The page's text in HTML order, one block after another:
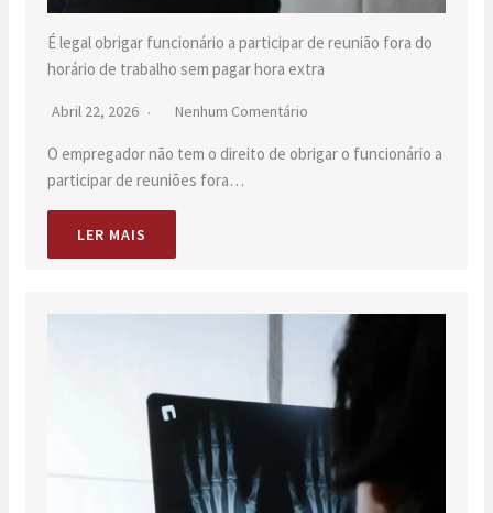
É legal obrigar funcionário a participar de reunião fora do
horário de trabalho sem pagar hora extra
Abril 22, 2026 Nenhum Comentário
O empregador não tem o direito de obrigar o funcionário a
participar de reuniões fora…
LER MAIS